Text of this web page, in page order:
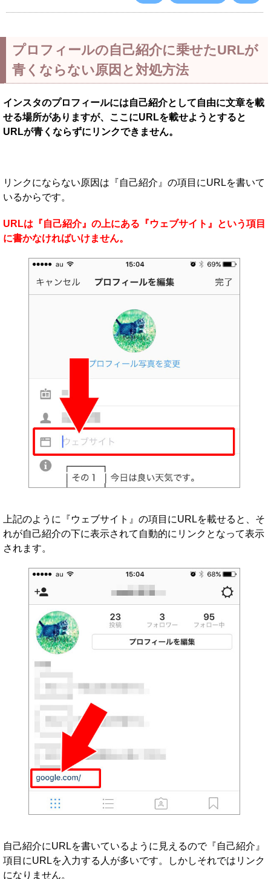
プロフィールの自己紹介に乗せたURLが
青くならない原因と対処方法
インスタのプロフィールには自己紹介として自由に文章を載
せる場所がありますが、ここにURLを載せようとすると
URLが青くならずにリンクできません。
リンクにならない原因は『自己紹介』の項目にURLを書いて
いるからです。
URLは『自己紹介』の上にある『ウェブサイト』という項目
に書かなければいけません。
上記のように『ウェブサイト』の項目にURLを載せると、そ
れが自己紹介の下に表示されて自動的にリンクとなって表示
されます。
自己紹介にURLを書いているように見えるので『自己紹介』
項目にURLを入力する人が多いです。しかしそれではリンク
になりません。